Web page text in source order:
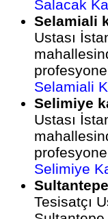
Salacak
Selamiali
Ustası
Selamiali
Selimiye
Ustası
Selimiye
Tesisatçı